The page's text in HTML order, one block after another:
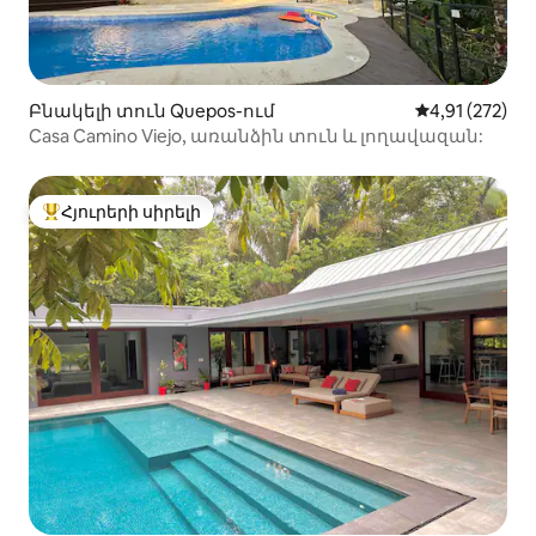
Բնակելի տուն Quepos-ում Միջին
4,91 (272)
Casa Camino Viejo, առանձին տուն և լողավազան:
Հյուրերի սիրելի լավագույն տները
Հյուրերի սիրելի